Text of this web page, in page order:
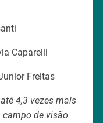
Caparelli
Freitas
4,3 vezes mais
campo de visão